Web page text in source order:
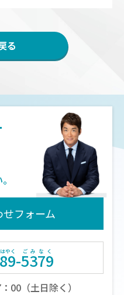
る
フォーム
89-5379
00（土日除く）